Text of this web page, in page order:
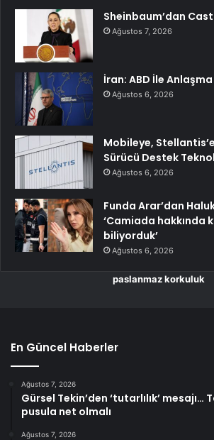
Sheinbaum’dan
Ağustos 7, 2026
İran: ABD İle Anlaşma
Ağustos 6, 2026
Mobileye,
Sürücü Destek
Ağustos 6, 2026
Funda Arar’dan
‘Camiada hakkında
biliyorduk’
Ağustos 6, 2026
paslanmaz korkuluk
En Güncel Haberler
Ağustos 7, 2026
Gürsel Tekin’den ‘tutarlılık’
pusula net olmalı
Ağustos 7, 2026